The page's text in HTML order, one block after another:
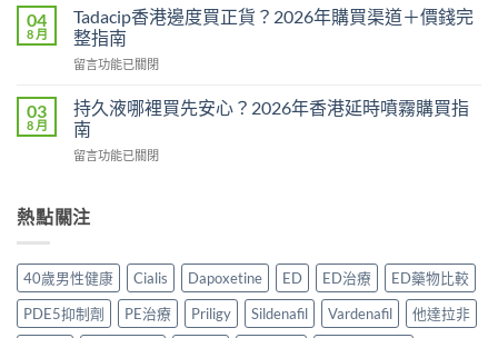
幾
時
食
多？
正
確
一
次
清
楚〉
中
真
相：
有
用
是
心
作
香
家
實
測
評
而
鋼
副
作
完
整
分
析
見
用、
安
全
服
04
8 月
Tadacip香港邊度買正貨？2026年購買渠道＋價錢完
整指南
在
香
港
邊
度
貨？
購
買
渠
道
留言功能已關閉
03
8 月
持久液哪裡買先安心？2026年香港延時噴霧購買指
南
在
液
哪
買
先
安
心？
留言功能已關閉
熱點關注
40歲男性健康 Cialis Dapoxetine ED ED治療
ED藥物比較
PDE5抑制劑
PE治療 Priligy Sildenafil Vardenafil 他達拉非